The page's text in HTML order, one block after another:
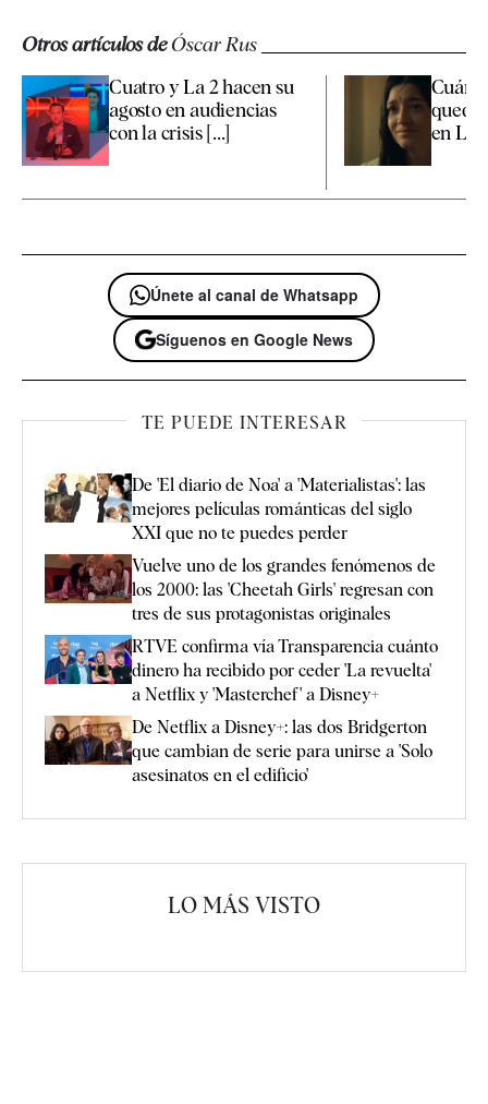
Otros artículos deÓscar Rus
Cuatro y La 2 hacen su
agosto en audiencias
con la crisis [...]
en La 1
Únete al canal de Whatsapp
Síguenos en Google News
TE PUEDE INTERESAR
De 'El diario de Noa' a 'Materialistas': las
mejores películas románticas del siglo
XXI que no te puedes perder
Vuelve uno de los grandes fenómenos de
los 2000: las 'Cheetah Girls' regresan con
tres de sus protagonistas originales
RTVE confirma vía Transparencia cuánto
dinero ha recibido por ceder 'La revuelta'
a Netflix y 'Masterchef' a Disney+
De Netflix a Disney+: las dos Bridgerton
que cambian de serie para unirse a 'Solo
asesinatos en el edificio'
LO MÁS VISTO